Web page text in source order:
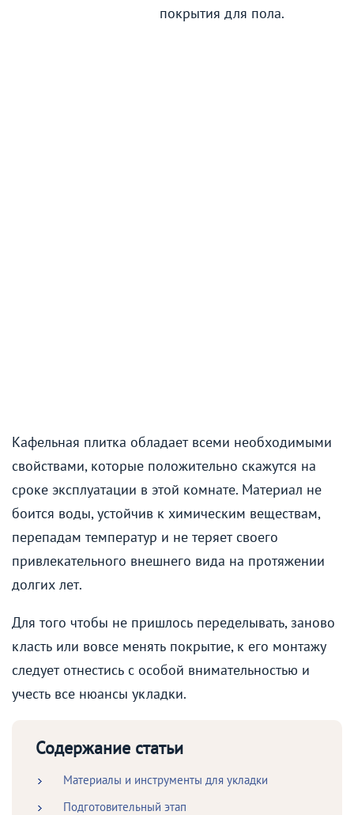
покрытия для пола.
Кафельная плитка обладает всеми необходимыми
свойствами, которые положительно скажутся на
сроке эксплуатации в этой комнате. Материал не
боится воды, устойчив к химическим веществам,
перепадам температур и не теряет своего
привлекательного внешнего вида на протяжении
долгих лет.
Для того чтобы не пришлось переделывать, заново
класть или вовсе менять покрытие, к его монтажу
следует отнестись с особой внимательностью и
учесть все нюансы укладки.
Содержание статьи
Материалы и инструменты для укладки
Подготовительный этап